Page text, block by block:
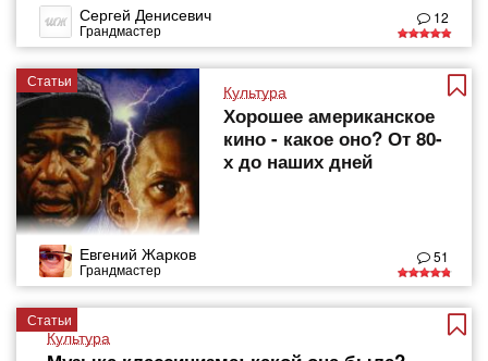
Сергей Денисевич
Грандмастер
12
Статьи
Культура
Хорошее американское
кино - какое оно? От 80-
х до наших дней
Евгений Жарков
Грандмастер
51
Статьи
Культура